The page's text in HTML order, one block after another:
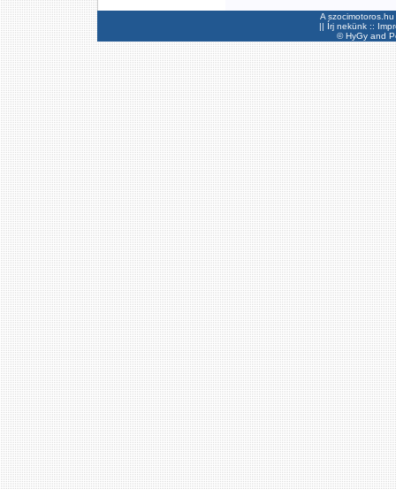
A
|| Írj nekünk ::
©HyGyand